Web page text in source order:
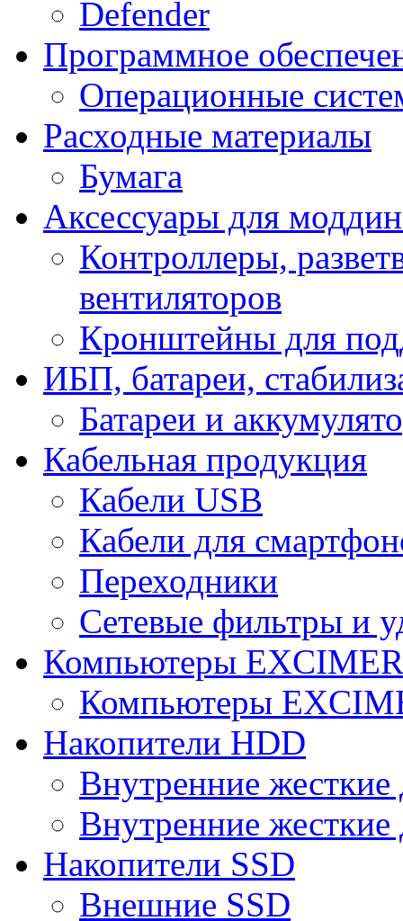
Defender
Программное
Операционные
Расходные материалы
Бумага
Аксессуары для
Контроллеры,
вентиляторов
Кронштейны для
ИБП, батареи,
Батареи и
Кабельная продукция
Кабели USB
Кабели для
Переходники
Сетевые фильтры и
Компьютеры
Компьютеры
Накопители HDD
Внутренние
Внутренние
Накопители SSD
Внешние SSD